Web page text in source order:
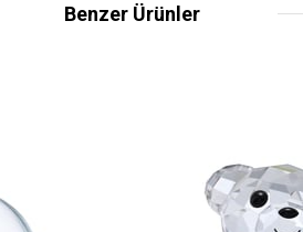
Benzer Ürünler